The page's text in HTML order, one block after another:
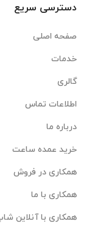
دسترسی سریع
صفحه اصلی
خدمات
گالری
اطلاعات تماس
درباره ما
خرید عمده ساعت
همکاری در فروش
همکاری با ما
همکاری با آنلاین